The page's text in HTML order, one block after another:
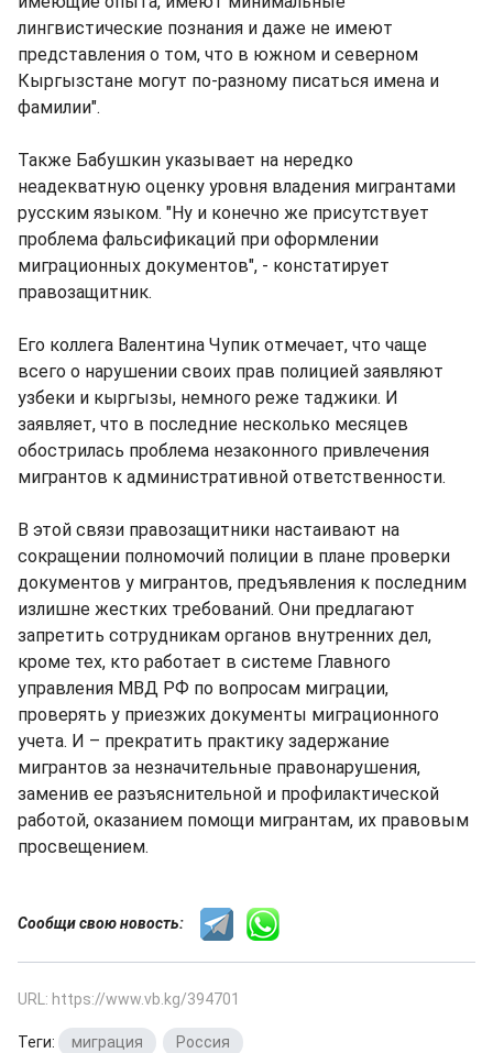
лингвистические познания и даже не имеют
представления о том, что в южном и северном
Кыргызстане могут по-разному писаться имена и
фамилии".
Также Бабушкин указывает на нередко
неадекватную оценку уровня владения мигрантами
русским языком. "Ну и конечно же присутствует
проблема фальсификаций при оформлении
миграционных документов", - констатирует
правозащитник.
Его коллега Валентина Чупик отмечает, что чаще
всего о нарушении своих прав полицией заявляют
узбеки и кыргызы, немного реже таджики. И
заявляет, что в последние несколько месяцев
обострилась проблема незаконного привлечения
мигрантов к административной ответственности.
В этой связи правозащитники настаивают на
сокращении полномочий полиции в плане проверки
документов у мигрантов, предъявления к последним
излишне жестких требований. Они предлагают
запретить сотрудникам органов внутренних дел,
кроме тех, кто работает в системе Главного
управления МВД РФ по вопросам миграции,
проверять у приезжих документы миграционного
учета. И – прекратить практику задержание
мигрантов за незначительные правонарушения,
заменив ее разъяснительной и профилактической
работой, оказанием помощи мигрантам, их правовым
просвещением.
Сообщи свою новость:
URL: https://www.vb.kg/394701
Теги: миграция Россия